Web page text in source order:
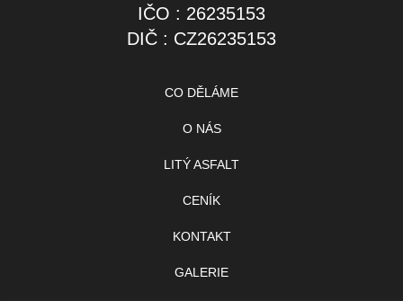
IČO : 26235153
DIČ : CZ26235153
CO DĚLÁME
O NÁS
LITÝ ASFALT
CENÍK
KONTAKT
GALERIE